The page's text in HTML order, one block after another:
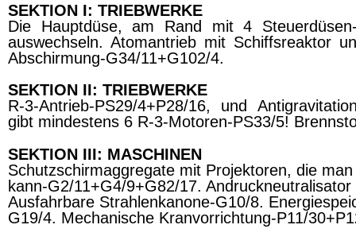
SEKTION I: TRIEBWERKE
Die Hauptdüse, am Rand mit 4
auswechseln. Atomantrieb mit Schiffsreaktor
Abschirmung-G34/11+G102/4.
SEKTION II: TRIEBWERKE
R-3-Antrieb-PS29/4+P28/16, und
gibt mindestens 6 R-3-Motoren-PS33/5!
SEKTION III: MASCHINEN
Schutzschirmaggregate mit Projektoren, die
kann-G2/11+G4/9+G82/17.
Ausfahrbare Strahlenkanone-G10/8.
G19/4. Mechanische Kranvorrichtung-P11/